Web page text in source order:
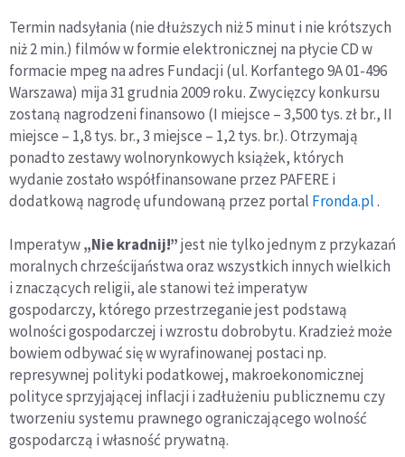
Termin nadsyłania (nie dłuższych niż 5 minut i nie krótszych
niż 2 min.) filmów w formie elektronicznej na płycie CD w
formacie mpeg na adres Fundacji (ul. Korfantego 9A 01-496
Warszawa) mija 31 grudnia 2009 roku. Zwycięzcy konkursu
zostaną nagrodzeni finansowo (I miejsce – 3,500 tys. zł br., II
miejsce – 1,8 tys. br., 3 miejsce – 1,2 tys. br.). Otrzymają
ponadto zestawy wolnorynkowych książek, których
wydanie zostało współfinansowane przez PAFERE i
dodatkową nagrodę ufundowaną przez portal Fronda.pl.
Imperatyw„Nie kradnij!”jest nie tylko jednym z przykazań
moralnych chrześcijaństwa oraz wszystkich innych wielkich
i znaczących religii, ale stanowi też imperatyw
gospodarczy, którego przestrzeganie jest podstawą
wolności gospodarczej i wzrostu dobrobytu. Kradzież może
bowiem odbywać się w wyrafinowanej postaci np.
represywnej polityki podatkowej, makroekonomicznej
polityce sprzyjającej inflacji i zadłużeniu publicznemu czy
tworzeniu systemu prawnego ograniczającego wolność
gospodarczą i własność prywatną.